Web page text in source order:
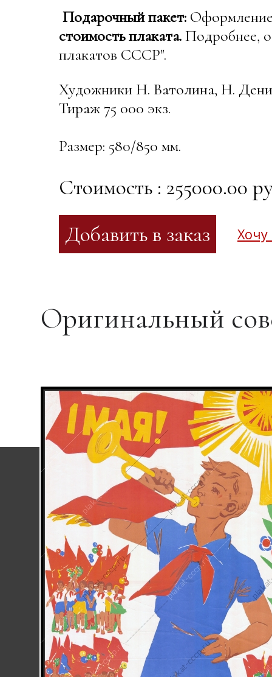
Подарочный пакет: Оформление
стоимость плаката. Подробнее,
плакатов СССР".
Художники Н. Ватолина, Н.
Тираж 75 000 экз.
Размер: 580/850 мм.
Стоимость : 255000.00
Хочу
Оригинальный